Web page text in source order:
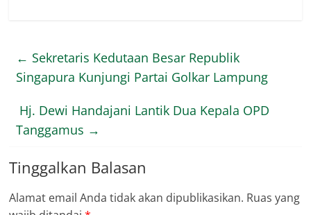
← Sekretaris Kedutaan Besar Republik
Singapura Kunjungi Partai Golkar Lampung
Hj. Dewi Handajani Lantik Dua Kepala OPD
Tanggamus →
Tinggalkan Balasan
Alamat email Anda tidak akan dipublikasikan. Ruas yang